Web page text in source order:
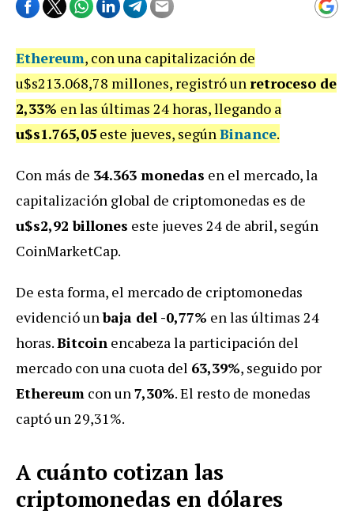
Ethereum, con una capitalización de
u$s213.068,78 millones, registró unretroceso de
2,33% en las últimas 24 horas, llegando a
u$s1.765,05 este jueves, segúnBinance.
Con más de 34.363 monedas en el mercado, la
capitalización global de criptomonedas es de
u$s2,92 billones este jueves 24 de abril, según
CoinMarketCap.
De esta forma, el mercado de criptomonedas
evidenció unbaja del -0,77% en las últimas 24
horas.Bitcoin encabeza la participación del
mercado con una cuota del 63,39%, seguido por
Ethereum con un7,30%. El resto de monedas
captó un 29,31%.
A cuánto cotizan las
criptomonedas en dólares